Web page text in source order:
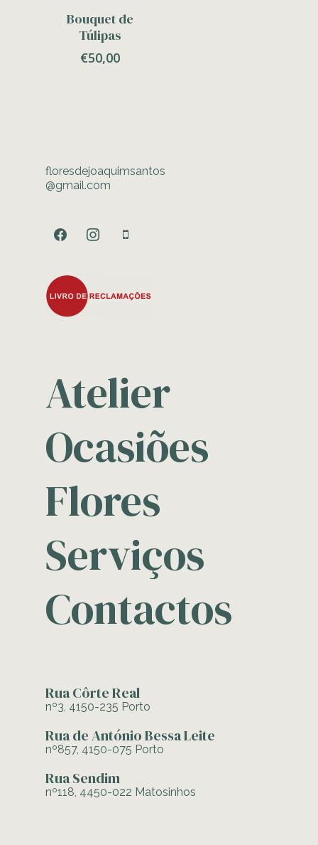
Bouquet de
Túlipas
€50,00
floresdejoaquimsantos
@gmail.com
facebookinstagrammobile
Atelier
Ocasiões
Flores
Serviços
Contactos
Rua Côrte Real
nº3, 4150-235 Porto
Rua de António Bessa Leite
nº857, 4150-075 Porto
Rua Sendim
nº118, 4450-022 Matosinhos